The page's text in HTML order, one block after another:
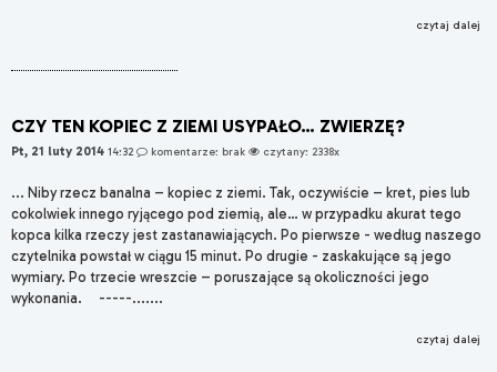
czytaj dalej
CZY TEN KOPIEC Z ZIEMI USYPAŁO… ZWIERZĘ?
Pt, 21 luty 2014 14:32 komentarze: brak czytany: 2338x
... Niby rzecz banalna – kopiec z ziemi. Tak, oczywiście – kret, pies lub
cokolwiek innego ryjącego pod ziemią, ale… w przypadku akurat tego
kopca kilka rzeczy jest zastanawiających. Po pierwsze - według naszego
czytelnika powstał w ciągu 15 minut. Po drugie - zaskakujące są jego
wymiary. Po trzecie wreszcie – poruszające są okoliczności jego
wykonania. -----.......
czytaj dalej